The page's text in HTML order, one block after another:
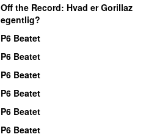
Off the Record: Hvad er Gorillaz
egentlig?
P6 Beatet
P6 Beatet
P6 Beatet
P6 Beatet
P6 Beatet
P6 Beatet